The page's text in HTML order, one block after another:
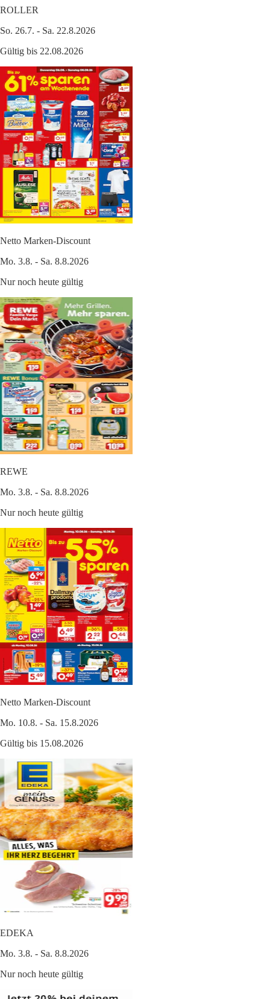
ROLLER
So. 26.7. - Sa. 22.8.2026
Gültig bis 22.08.2026
Netto Marken-Discount
Mo. 3.8. - Sa. 8.8.2026
Nur noch heute gültig
REWE
Mo. 3.8. - Sa. 8.8.2026
Nur noch heute gültig
Netto Marken-Discount
Mo. 10.8. - Sa. 15.8.2026
Gültig bis 15.08.2026
EDEKA
Mo. 3.8. - Sa. 8.8.2026
Nur noch heute gültig